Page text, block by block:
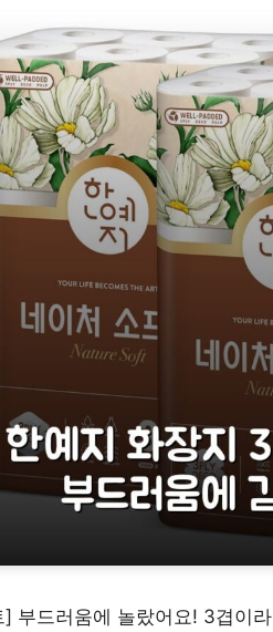
] 부드러움에 놀랐어요! 3겹이